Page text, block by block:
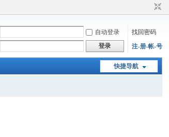
自动登录
找回密码
登录 注-册-帐-号
快捷导航